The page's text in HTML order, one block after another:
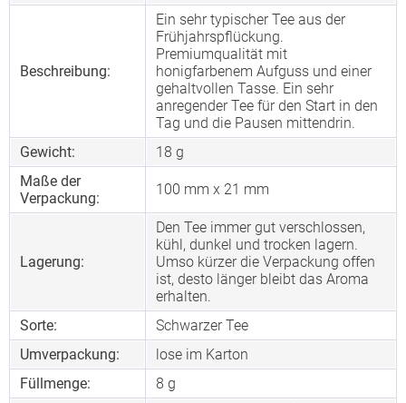
Beschreibung:
Ein sehr typischer Tee aus der
Frühjahrspflückung.
Premiumqualität mit
honigfarbenem Aufguss und einer
gehaltvollen Tasse. Ein sehr
anregender Tee für den Start in den
Tag und die Pausen mittendrin.
Gewicht:
18 g
Maße der
Verpackung:
100 mm x 21 mm
Lagerung:
Den Tee immer gut verschlossen,
kühl, dunkel und trocken lagern.
Umso kürzer die Verpackung offen
ist, desto länger bleibt das Aroma
erhalten.
Sorte:
Schwarzer Tee
Umverpackung:
lose im Karton
Füllmenge:
8 g